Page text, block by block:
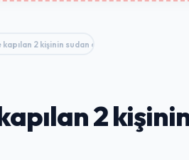
2 kişinin sudan çıkartılma…
2